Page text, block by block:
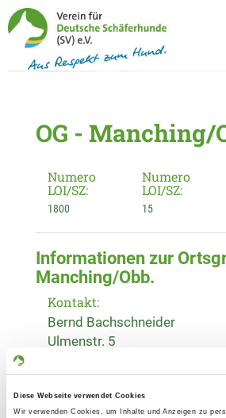
Diese Webseite verwendet Cookies
Wir verwenden Cookies, um Inhalte und Anzeigen zu
OG - Manching/
Numero
LOI/SZ:
1800
Numero
LOI/SZ:
15
Informationen zur
Manching/Obb.
Kontakt:
Bernd Bachschneider
Ulmenstr. 5
Übungsplatz:
Salzstraße